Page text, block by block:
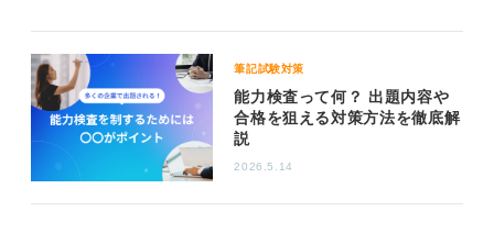
要はなく、合格ラインを超えれば問題ありません。
特に非言語分野で時間がかかってしまう場合は、正答率
を重視し、確実に解ける問題から手をつけるのが効果的
です。たくさん回答することよりも、正確に回答するこ
とを意識しましょう。解きやすい問題と解きにくい問題
を見極める力を養うために、さまざまな問題を練習する
筆記試験対策
能力検査って何？ 出題内容や
合格を狙える対策方法を徹底解
説
2026.5.14